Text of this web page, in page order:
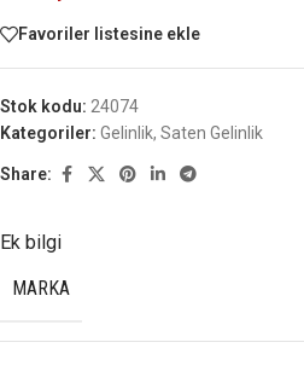
Favoriler listesine ekle
Stok kodu: 24074
Kategoriler: Gelinlik, Saten Gelinlik
Share:
Ek bilgi
MARKA